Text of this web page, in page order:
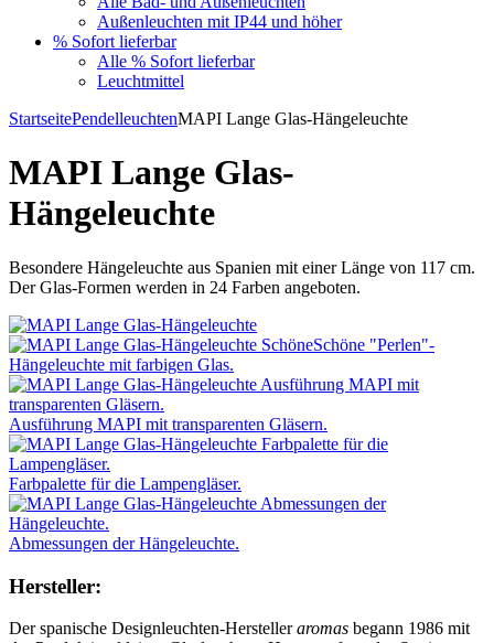
Außenleuchten mit IP44 und höher
% Sofort lieferbar
Alle % Sofort lieferbar
Leuchtmittel
StartseitePendelleuchtenMAPI Lange Glas-Hängeleuchte
MAPI Lange Glas-
Hängeleuchte
Besondere Hängeleuchte aus Spanien mit einer Länge von 117 cm.
Der Glas-Formen werden in 24 Farben angeboten.
Schöne "Perlen"-
Hängeleuchte mit farbigen Glas.
Ausführung MAPI mit transparenten Gläsern.
Farbpalette für die Lampengläser.
Abmessungen der Hängeleuchte.
Hersteller:
Der spanische Designleuchten-Herstelleraromas begann 1986 mit